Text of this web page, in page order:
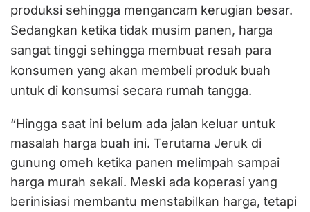
produksi sehingga mengancam kerugian besar.
Sedangkan ketika tidak musim panen, harga
sangat tinggi sehingga membuat resah para
konsumen yang akan membeli produk buah
untuk di konsumsi secara rumah tangga.
“Hingga saat ini belum ada jalan keluar untuk
masalah harga buah ini. Terutama Jeruk di
gunung omeh ketika panen melimpah sampai
harga murah sekali. Meski ada koperasi yang
berinisiasi membantu menstabilkan harga, tetapi